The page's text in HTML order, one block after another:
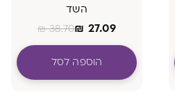
השד
₪ 27.09
₪38.70
הוספה לסל